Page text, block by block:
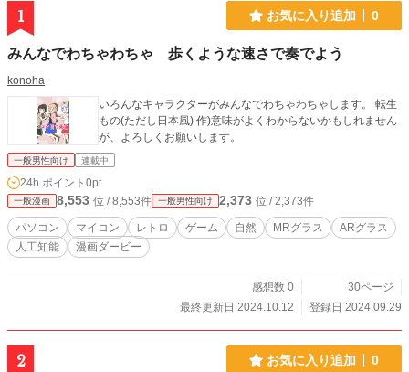
1 お気に入り追加 0
みんなでわちゃわちゃ 歩くような速さで奏でよう
konoha
いろんなキャラクターがみんなでわちゃわちゃします。 転生
もの(ただし日本風) 作)意味がよくわからないかもしれません
が、よろしくお願いします。
一般男性向け 連載中
24h.ポイント 0pt
一般漫画 8,553 位 / 8,553件 一般男性向け 2,373 位 / 2,373件
パソコン マイコン レトロ ゲーム 自然 MRグラス
ARグラス
人工知能
漫画ダービー
感想数 0
30ページ
最終更新日 2024.10.12
登録日 2024.09.29
2 お気に入り追加 0